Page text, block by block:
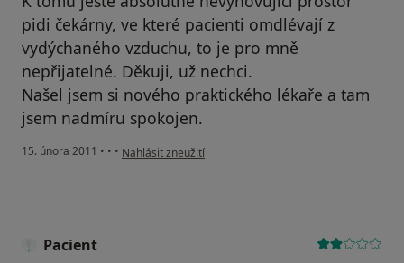
pidi čekárny, ve které pacienti omdlévají z
vydýchaného vzduchu, to je pro mně
nepřijatelné. Děkuji, už nechci.
Našel jsem si nového praktického lékaře a tam
jsem nadmíru spokojen.
15. února 2011 • • • podle názoru uživatele Pacient
Nahlásit zneužití
Pacient